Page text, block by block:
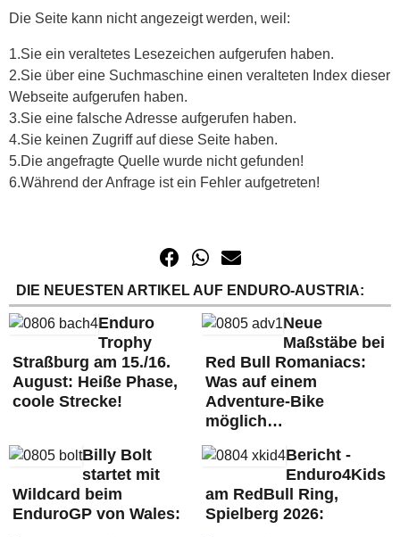
Die Seite kann nicht angezeigt werden, weil:
1.Sie ein veraltetes Lesezeichen aufgerufen haben.
2.Sie über eine Suchmaschine einen veralteten Index dieser
Webseite aufgerufen haben.
3.Sie eine falsche Adresse aufgerufen haben.
4.Sie keinen Zugriff auf diese Seite haben.
5.Die angefragte Quelle wurde nicht gefunden!
6.Während der Anfrage ist ein Fehler aufgetreten!
DIE NEUESTEN ARTIKEL AUF ENDURO-AUSTRIA:
Enduro
Trophy
Straßburg am 15./16.
August: Heiße Phase,
coole Strecke!
Neue
Maßstäbe bei
Red Bull Romaniacs:
Was auf einem
Adventure-Bike
möglich…
Billy Bolt
startet mit
Wildcard beim
EnduroGP von Wales:
Bericht -
Enduro4Kids
am RedBull Ring,
Spielberg 2026: